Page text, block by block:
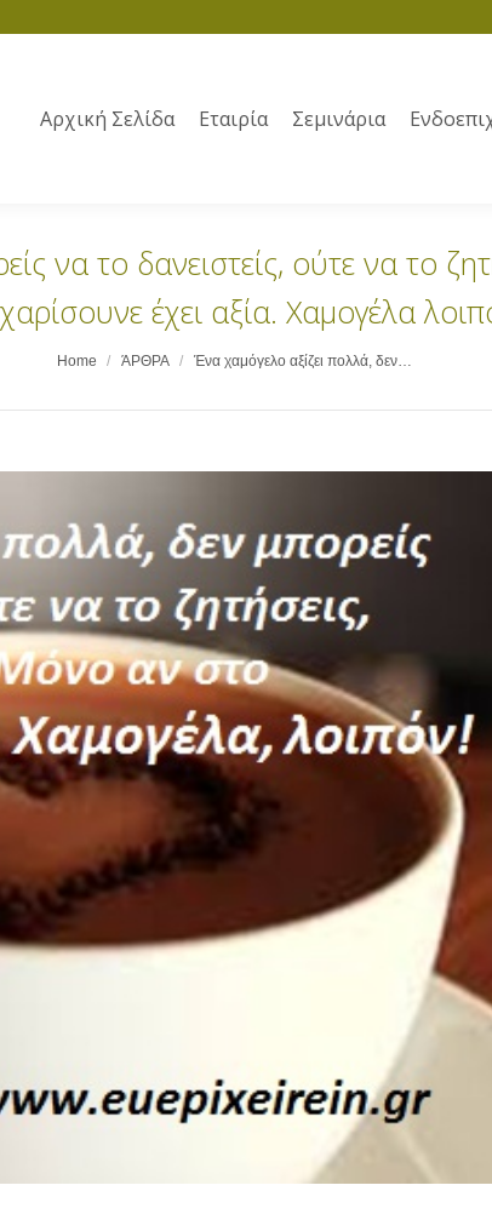
Αρχική Σελίδα Εταιρία Σεμινάρια
να το δανειστείς, ούτε να το
έχει αξία. Χαμογέλα
Home ΆΡΘΡΑ Ένα χαμόγελο αξίζει πολλά, δεν…